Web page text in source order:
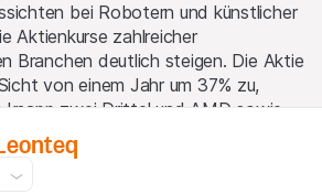
bei Robotern und künstlicher
Aktienkurse zahlreicher
Branchen deutlich steigen. Die Aktie
von einem Jahr um 37% zu,
knapp zwei Drittel und AMD sowie
dem Zeitraum mehr als verdoppeln
Der positive Trend lässt sich
Robotics & Artificial